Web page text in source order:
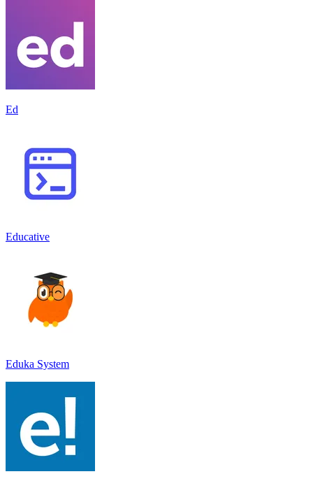
Ed
Educative
Eduka System